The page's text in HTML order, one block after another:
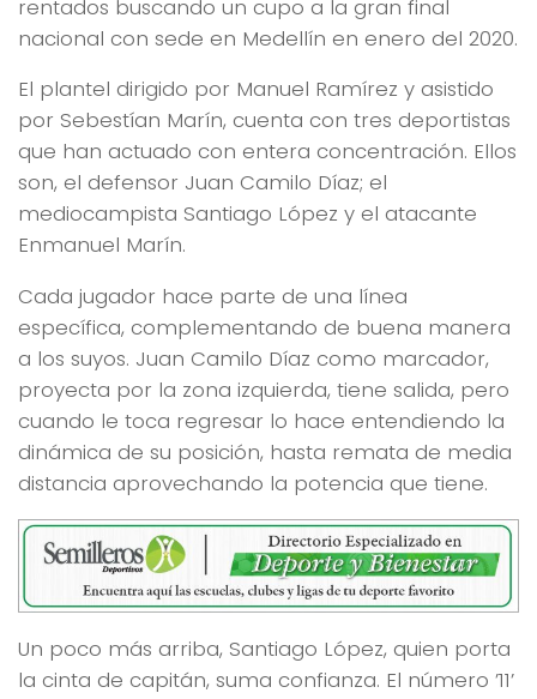
rentados buscando un cupo a la gran final
nacional con sede en Medellín en enero del 2020.
El plantel dirigido por Manuel Ramírez y asistido
por Sebestían Marín, cuenta con tres deportistas
que han actuado con entera concentración. Ellos
son, el defensor Juan Camilo Díaz; el
mediocampista Santiago López y el atacante
Enmanuel Marín.
Cada jugador hace parte de una línea
específica, complementando de buena manera
a los suyos. Juan Camilo Díaz como marcador,
proyecta por la zona izquierda, tiene salida, pero
cuando le toca regresar lo hace entendiendo la
dinámica de su posición, hasta remata de media
distancia aprovechando la potencia que tiene.
Un poco más arriba, Santiago López, quien porta
la cinta de capitán, suma confianza. El número ’11’